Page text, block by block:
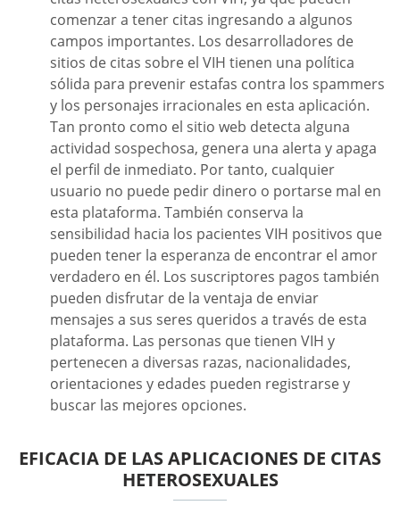
comenzar a tener citas ingresando a algunos
campos importantes. Los desarrolladores de
sitios de citas sobre el VIH tienen una política
sólida para prevenir estafas contra los spammers
y los personajes irracionales en esta aplicación.
Tan pronto como el sitio web detecta alguna
actividad sospechosa, genera una alerta y apaga
el perfil de inmediato. Por tanto, cualquier
usuario no puede pedir dinero o portarse mal en
esta plataforma. También conserva la
sensibilidad hacia los pacientes VIH positivos que
pueden tener la esperanza de encontrar el amor
verdadero en él. Los suscriptores pagos también
pueden disfrutar de la ventaja de enviar
mensajes a sus seres queridos a través de esta
plataforma. Las personas que tienen VIH y
pertenecen a diversas razas, nacionalidades,
orientaciones y edades pueden registrarse y
buscar las mejores opciones.
EFICACIA DE LAS APLICACIONES DE CITAS
HETEROSEXUALES